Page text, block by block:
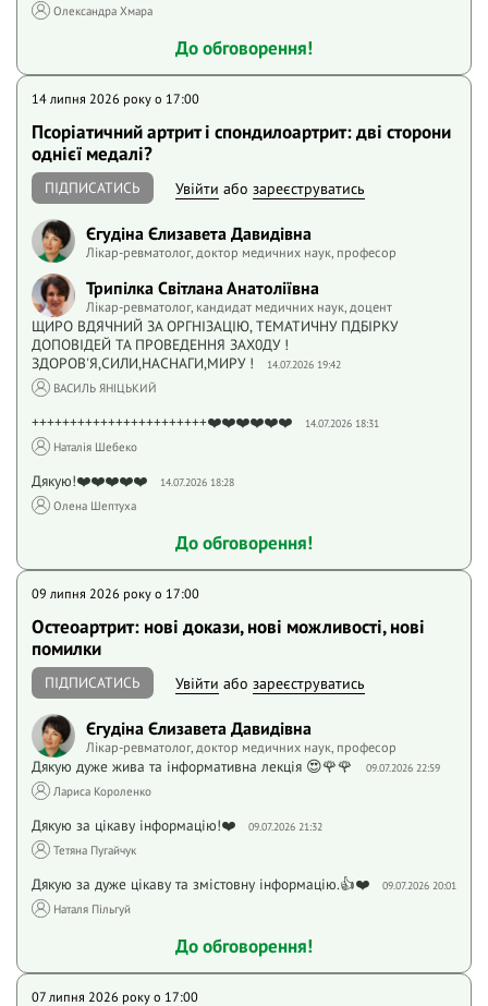
Олександра Хмара
До обговорення!
14 липня 2026 року o 17:00
Псоріатичний артрит і спондилоартрит: дві сторони
однієї медалі?
ПІДПИСАТИСЬ Увійти або зареєструватись
Єгудіна Єлизавета Давидівна
Лікар-ревматолог, доктор медичних наук, професор
Трипілка Світлана Анатоліївна
Лікар-ревматолог, кандидат медичних наук, доцент
ЩИРО ВДЯЧНИЙ ЗА ОРГНІЗАЦІЮ, ТЕМАТИЧНУ ПДБІРКУ
ДОПОВІДЕЙ ТА ПРОВЕДЕННЯ ЗАХ0ДУ !
ЗДОРОВ'Я,СИЛИ,НАСНАГИ,МИРУ !
14.07.2026 19:42
ВАСИЛЬ ЯНІЦЬКИЙ
+++++++++++++++++++++++❤️❤️❤️❤️❤️❤️ 14.07.2026 18:31
Наталія Шебеко
Дякую!❤️❤️❤️❤️❤️ 14.07.2026 18:28
Олена Шептуха
До обговорення!
09 липня 2026 року o 17:00
Остеоартрит: нові докази, нові можливості, нові
помилки
ПІДПИСАТИСЬ Увійти або зареєструватись
Єгудіна Єлизавета Давидівна
Лікар-ревматолог, доктор медичних наук, професор
Дякую дуже жива та інформативна лекція 😍🌹🌹 09.07.2026 22:59
Лариса Короленко
Дякую за цікаву інформацію!❤️ 09.07.2026 21:32
Тетяна Пугайчук
Дякую за дуже цікаву та змістовну інформацію.👍❤️ 09.07.2026 20:01
Наталя Пільгуй
До обговорення!
07 липня 2026 року o 17:00